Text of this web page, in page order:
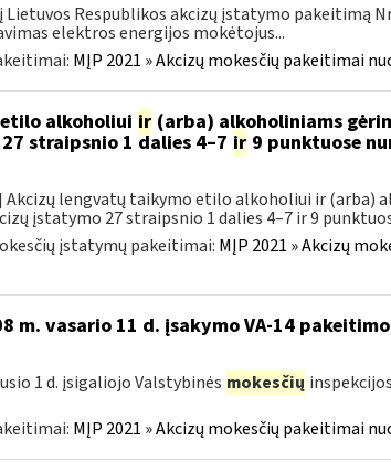
Respublikos akcizų įstatymo pakeitimą
elektros energijos mokėtojus...
MĮP 2021 » Akcizų mokesčių pakeitimai
alkoholiui ir(arba) alkoholiniams
straipsnio 1 dalies 4–7 ir9 punktuose
lengvatų taikymo etilo alkoholiui ir (arba)
įstatymo 27 straipsnio 1 dalies 4–7 ir 9
įstatymų pakeitimai: MĮP 2021 » Akcizų
m. vasario 11 d. įsakymo VA-14 pakeitimo
1 d. įsigaliojo Valstybinės mokesčių
MĮP 2021 » Akcizų mokesčių pakeitimai